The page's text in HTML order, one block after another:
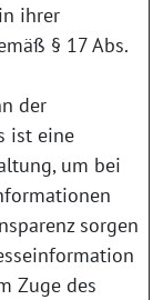
ihrer
§ 17 Abs.
der
ist eine
um bei
sorgen
Zuge des